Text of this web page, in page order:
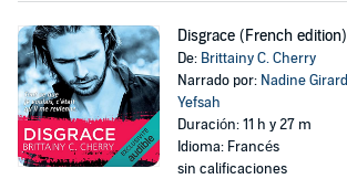
Disgrace (French edition)
De: Brittainy C. Cherry
Narrado por: Nadine Girard
Yefsah
Duración: 11 h y 27 m
Idioma: Francés
sin calificaciones